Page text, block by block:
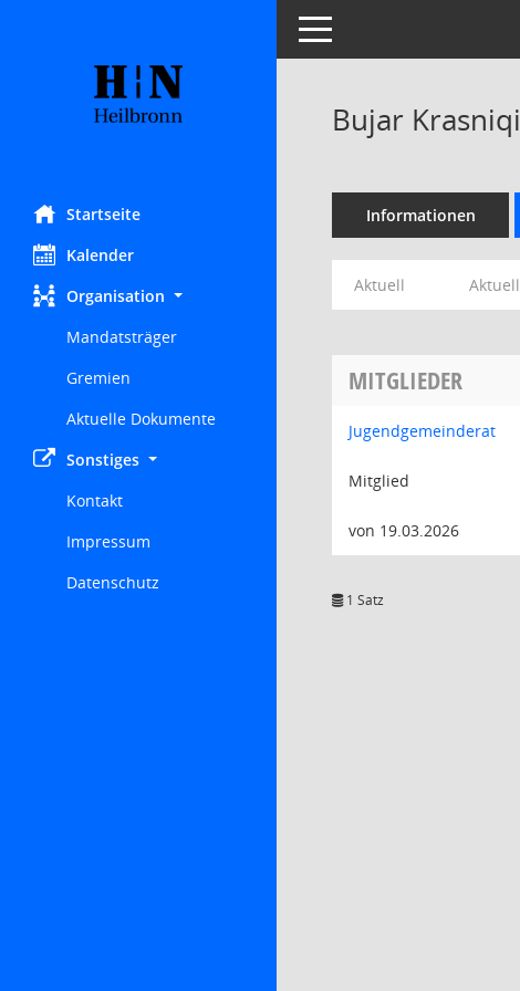
Startseite
Kalender
Organisation
Mandatsträger
Gremien
Aktuelle Dokumente
Sonstiges
Kontakt
Impressum
Datenschutz
Toggle navigation
Bujar Krasniqi
Informationen
Aktuell Aktuell
MITGLIEDER
Jugendgemeinderat
Mitglied
von 19.03.2026
1 Satz